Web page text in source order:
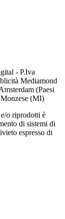
- P.Iva
Mediamond
(Paesi
(MI)
o riprodotti è
di sistemi di
espresso di